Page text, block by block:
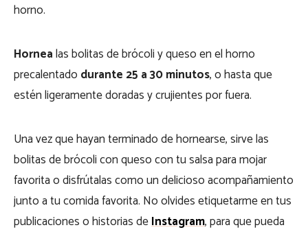
horno.
Hornealas bolitas de brócoli y queso en el horno
precalentado durante 25 a 30 minutos, o hasta que
estén ligeramente doradas y crujientes por fuera.
Una vez que hayan terminado de hornearse, sirve las
bolitas de brócoli con queso con tu salsa para mojar
favorita o disfrútalas como un delicioso acompañamiento
junto a tu comida favorita. No olvides etiquetarme en tus
publicaciones o historias deInstagram, para que pueda